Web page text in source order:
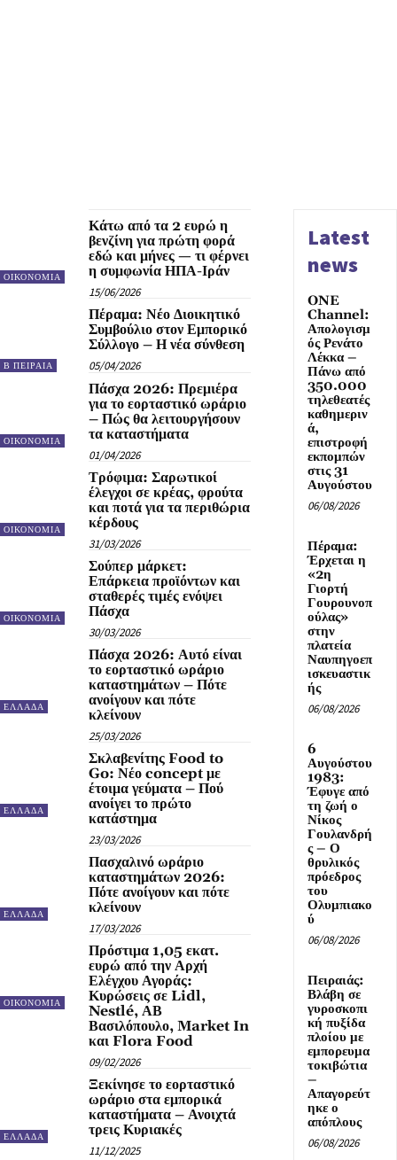
ΟΙΚΟΝΟΜΙΑ
Κάτω από τα 2 ευρώ η
βενζίνη για πρώτη φορά
εδώ και μήνες — τι φέρνει
η συμφωνία ΗΠΑ-Ιράν
15/06/2026
Β ΠΕΙΡΑΙΑ
Πέραμα: Νέο Διοικητικό
Συμβούλιο στον Εμπορικό
Σύλλογο – Η νέα σύνθεση
05/04/2026
ΟΙΚΟΝΟΜΙΑ
Πάσχα 2026: Πρεμιέρα
για το εορταστικό ωράριο
– Πώς θα λειτουργήσουν
τα καταστήματα
01/04/2026
ΟΙΚΟΝΟΜΙΑ
Τρόφιμα: Σαρωτικοί
έλεγχοι σε κρέας, φρούτα
και ποτά για τα περιθώρια
κέρδους
31/03/2026
ΟΙΚΟΝΟΜΙΑ
Σούπερ μάρκετ:
Επάρκεια προϊόντων και
σταθερές τιμές ενόψει
Πάσχα
30/03/2026
ΕΛΛΑΔΑ
Πάσχα 2026: Αυτό είναι
το εορταστικό ωράριο
καταστημάτων – Πότε
ανοίγουν και πότε
κλείνουν
25/03/2026
ΕΛΛΑΔΑ
Σκλαβενίτης Food to
Go: Νέο concept με
έτοιμα γεύματα – Πού
ανοίγει το πρώτο
κατάστημα
23/03/2026
ΕΛΛΑΔΑ
Πασχαλινό ωράριο
καταστημάτων 2026:
Πότε ανοίγουν και πότε
κλείνουν
17/03/2026
ΟΙΚΟΝΟΜΙΑ
Πρόστιμα 1,05 εκατ.
ευρώ από την Αρχή
Ελέγχου Αγοράς:
Κυρώσεις σε Lidl,
Nestlé, ΑΒ
Βασιλόπουλο, Market In
και Flora Food
09/02/2026
ΕΛΛΑΔΑ
Ξεκίνησε το εορταστικό
ωράριο στα εμπορικά
καταστήματα – Ανοιχτά
τρεις Κυριακές
11/12/2025
Latest
news
ONE
Channel:
Απολογισμ
ός Ρενάτο
Λέκκα –
Πάνω από
350.000
τηλεθεατές
καθημεριν
ά,
επιστροφή
εκπομπών
στις 31
Αυγούστου
06/08/2026
Πέραμα:
Έρχεται η
«2η
Γιορτή
Γουρουνοπ
ούλας»
στην
πλατεία
Ναυπηγοεπ
ισκευαστικ
ής
06/08/2026
6
Αυγούστου
1983:
Έφυγε από
τη ζωή ο
Νίκος
Γουλανδρή
ς – Ο
θρυλικός
πρόεδρος
του
Ολυμπιακο
ύ
06/08/2026
Πειραιάς:
Βλάβη σε
γυροσκοπι
κή πυξίδα
πλοίου με
εμπορευμα
τοκιβώτια
–
Απαγορεύτ
ηκε ο
απόπλους
06/08/2026